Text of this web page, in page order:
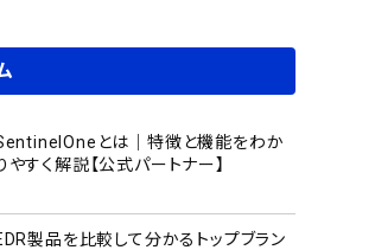
とは｜特徴と機能をわか
やすく解説【公式パートナー】
製品を比較して分かるトップブラン